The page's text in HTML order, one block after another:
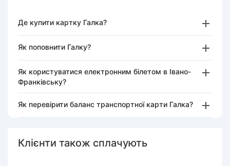
Де купити картку Галка?
Як поповнити Галку?
Як користуватися електронним білетом в Івано-
Франківську?
Як перевірити баланс транспортної карти Галка?
Клієнти також сплачують